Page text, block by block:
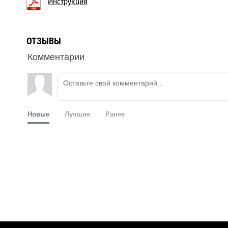
ОТЗЫВЫ
Комментарии
Новые Лучшие Ранее